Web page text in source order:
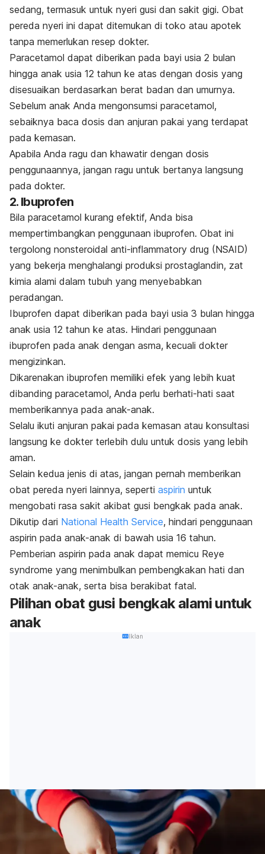
sedang, termasuk untuk nyeri gusi dan sakit gigi. Obat
pereda nyeri ini dapat ditemukan di toko atau apotek
tanpa memerlukan resep dokter.
Paracetamol dapat diberikan pada bayi usia 2 bulan
hingga anak usia 12 tahun ke atas dengan dosis yang
disesuaikan berdasarkan berat badan dan umurnya.
Sebelum anak Anda mengonsumsi paracetamol,
sebaiknya baca dosis dan anjuran pakai yang terdapat
pada kemasan.
Apabila Anda ragu dan khawatir dengan dosis
penggunaannya, jangan ragu untuk bertanya langsung
pada dokter.
2. Ibuprofen
Bila paracetamol kurang efektif, Anda bisa
mempertimbangkan penggunaan ibuprofen. Obat ini
tergolong nonsteroidal anti-inflammatory drug (NSAID)
yang bekerja menghalangi produksi prostaglandin, zat
kimia alami dalam tubuh yang menyebabkan
peradangan.
Ibuprofen dapat diberikan pada bayi usia 3 bulan hingga
anak usia 12 tahun ke atas. Hindari penggunaan
ibuprofen pada anak dengan asma, kecuali dokter
mengizinkan.
Dikarenakan ibuprofen memiliki efek yang lebih kuat
dibanding paracetamol, Anda perlu berhati-hati saat
memberikannya pada anak-anak.
Selalu ikuti anjuran pakai pada kemasan atau konsultasi
langsung ke dokter terlebih dulu untuk dosis yang lebih
aman.
Selain kedua jenis di atas, jangan pernah memberikan
obat pereda nyeri lainnya, seperti aspirin untuk
mengobati rasa sakit akibat gusi bengkak pada anak.
Dikutip dari National Health Service, hindari penggunaan
aspirin pada anak-anak di bawah usia 16 tahun.
Pemberian aspirin pada anak dapat memicu Reye
syndrome yang menimbulkan pembengkakan hati dan
otak anak-anak, serta bisa berakibat fatal.
Pilihan obat gusi bengkak alami untuk
anak
Iklan